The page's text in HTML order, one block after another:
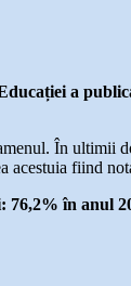
a
În ultimii
acestuia fiind
în anul